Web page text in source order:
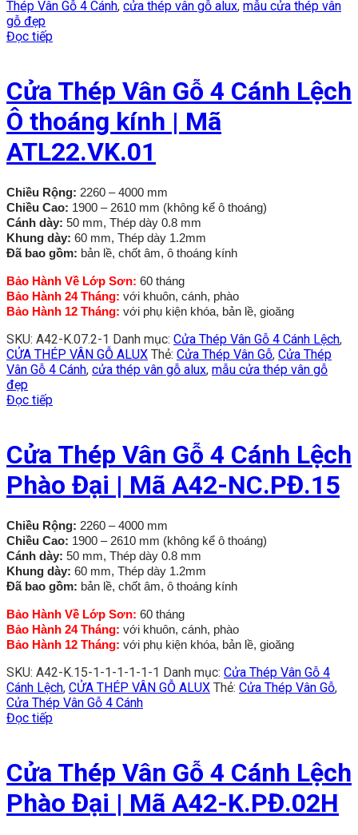
Thép Vân Gỗ 4 Cánh, cửa thép vân gỗ alux, mẫu cửa thép vân
gỗ đẹp
Đọc tiếp
Cửa Thép Vân Gỗ 4 Cánh Lệch
Ô thoáng kính | Mã
ATL22.VK.01
Chiều Rộng: 2260 – 4000 mm
Chiều Cao: 1900 – 2610 mm (không kể ô thoáng)
Cánh dày: 50 mm, Thép dày 0.8 mm
Khung dày: 60 mm, Thép dày 1.2mm
Đã bao gồm: bản lề, chốt âm, ô thoáng kính
Bảo Hành Về Lớp Sơn: 60 tháng
Bảo Hành 24 Tháng: với khuôn, cánh, phào
Bảo Hành 12 Tháng: với phụ kiện khóa, bản lề, gioăng
SKU: A42-K.07.2-1 Danh mục: Cửa Thép Vân Gỗ 4 Cánh Lệch,
CỬA THÉP VÂN GỖ ALUX Thẻ: Cửa Thép Vân Gỗ, Cửa Thép
Vân Gỗ 4 Cánh, cửa thép vân gỗ alux, mẫu cửa thép vân gỗ
đẹp
Đọc tiếp
Cửa Thép Vân Gỗ 4 Cánh Lệch
Phào Đại | Mã A42-NC.PĐ.15
Chiều Rộng: 2260 – 4000 mm
Chiều Cao: 1900 – 2610 mm (không kể ô thoáng)
Cánh dày: 50 mm, Thép dày 0.8 mm
Khung dày: 60 mm, Thép dày 1.2mm
Đã bao gồm: bản lề, chốt âm, ô thoáng kính
Bảo Hành Về Lớp Sơn: 60 tháng
Bảo Hành 24 Tháng: với khuôn, cánh, phào
Bảo Hành 12 Tháng: với phụ kiện khóa, bản lề, gioăng
SKU: A42-K.15-1-1-1-1-1-1 Danh mục: Cửa Thép Vân Gỗ 4
Cánh Lệch, CỬA THÉP VÂN GỖ ALUX Thẻ: Cửa Thép Vân Gỗ,
Cửa Thép Vân Gỗ 4 Cánh
Đọc tiếp
Cửa Thép Vân Gỗ 4 Cánh Lệch
Phào Đại | Mã A42-K.PĐ.02H